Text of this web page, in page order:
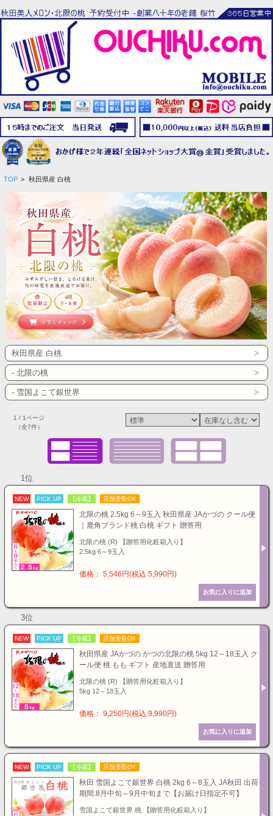
TOP > 秋田県産 白桃
秋田県産 白桃
- 北限の桃
- 雪国よこて銀世界
1 / 1ページ
（全7件）
1位
NEW PICK UP 【冷蔵】 店舗受取OK
北限の桃 2.5kg 6～9玉入 秋田県産 JAかづの クール便
｜鹿角ブランド桃 白桃 ギフト 贈答用
北限の桃 (R) 【贈答用化粧箱入り】
2.5kg 6～9玉入
価格： 5,546円(税込 5,990円)
3位
NEW PICK UP 【冷蔵】 店舗受取OK
秋田県産 JAかづの かづの北限の桃 5kg 12～18玉入 ク
ール便 桃 もも ギフト 産地直送 贈答用
北限の桃 (R) 【贈答用化粧箱入り】
5kg 12～18玉入
価格： 9,250円(税込 9,990円)
NEW PICK UP 【冷蔵】 店舗受取OK
秋田 雪国よこて銀世界 白桃 2kg 6～8玉入 JA秋田 出荷
期間:8月中旬～9月中旬まで【お届け日指定不可】
雪国よこて銀世界 桃 【贈答用化粧箱入り】